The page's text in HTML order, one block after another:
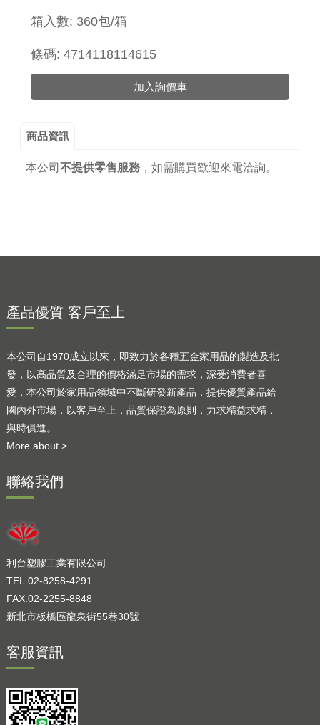
箱入數: 360包/箱
條碼: 4714118114615
加入詢價車
商品資訊
本公司 不提供零售服務， 如需購買歡迎來電洽詢。
產品優質 客戶至上
本公司自1970成立以來，即致力於各種五金家用品的製造及批
發，以高品質及合理的價格滿足市場的需求，深受消費者喜
愛，本公司於家用品領域中不斷研發新產品，提供優質產品給
國內外市場，以客戶至上，品質保證為原則，力求精益求精，
與時俱進。
More about >
聯絡我們
利台塑膠工業有限公司
TEL.02-8258-4291
FAX.02-2255-8848
新北市板橋區龍泉街55巷30號
客服資訊